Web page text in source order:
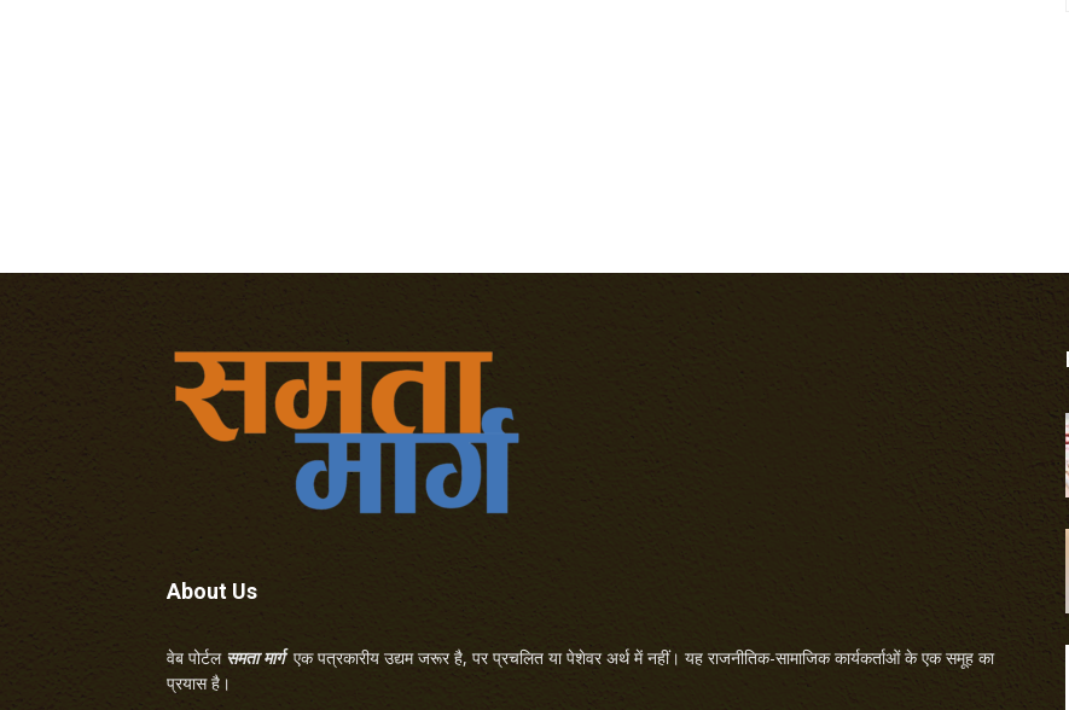
About Us
वेब पोर्टल समता मार्गएक पत्रकारीय उद्यम जरूर है, पर प्रचलित या पेशेवर अर्थ में नहीं। यह राजनीतिक-सामाजिक कार्यकर्ताओं के एक समूह का
प्रयास है।